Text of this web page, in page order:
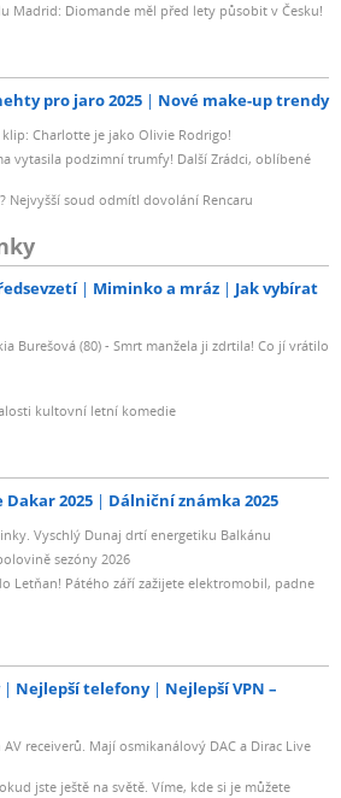
Madrid: Diomande měl před lety působit v Česku!
pro jaro 2025 Nové make-up trendy
Charlotte je jako Olivie Rodrigo!
vytasila podzimní trumfy! Další Zrádci, oblíbené
Nejvyšší soud odmítl dovolání Rencaru
Miminko a mráz
Jak vybírat
Burešová (80) - Smrt manžela ji zdrtila! Co jí vrátilo
kultovní letní komedie
Dakar 2025 Dálniční známka 2025
Vyschlý Dunaj drtí energetiku Balkánu
sezóny 2026
Letňan! Pátého září zažijete elektromobil, padne
Nejlepší telefony
Nejlepší VPN –
receiverů. Mají osmikanálový DAC a Dirac Live
jste ještě na světě. Víme, kde si je můžete